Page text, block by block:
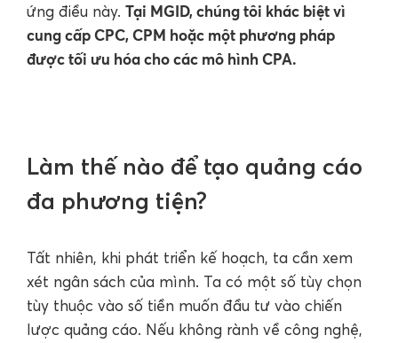
ứng điều này. Tại MGID, chúng tôi khác biệt vì
cung cấp CPC, CPM hoặc một phương pháp
được tối ưu hóa cho các mô hình CPA.
Làm thế nào để tạo quảng cáo
đa phương tiện?
Tất nhiên, khi phát triển kế hoạch, ta cần xem
xét ngân sách của mình. Ta có một số tùy chọn
tùy thuộc vào số tiền muốn đầu tư vào chiến
lược quảng cáo. Nếu không rành về công nghệ,